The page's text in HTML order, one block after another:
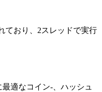
ており、2スレッドで実行
適なコイン-、ハッシュ